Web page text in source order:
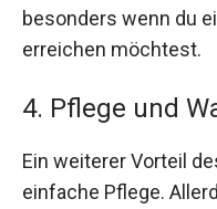
besonders wenn du
erreichen möchtest.
4. Pflege und
Ein weiterer Vorteil
einfache Pflege.